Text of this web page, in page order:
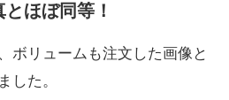
ほぼ同等！
ボリュームも注文した画像と
した。